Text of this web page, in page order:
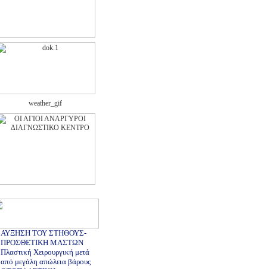
ΑΥΞΗΣΗ ΤΟΥ ΣΤΗΘΟΥΣ-
ΠΡΟΣΘΕΤΙΚΗ ΜΑΣΤΩΝ
Πλαστική Χειρουργική μετά
από μεγάλη απώλεια βάρους